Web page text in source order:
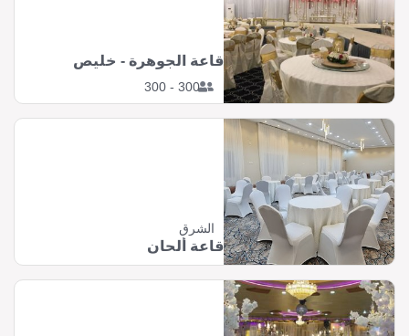
300 - 300
قاعة الجوهرة - خليص
الشرق
قاعة ألحان